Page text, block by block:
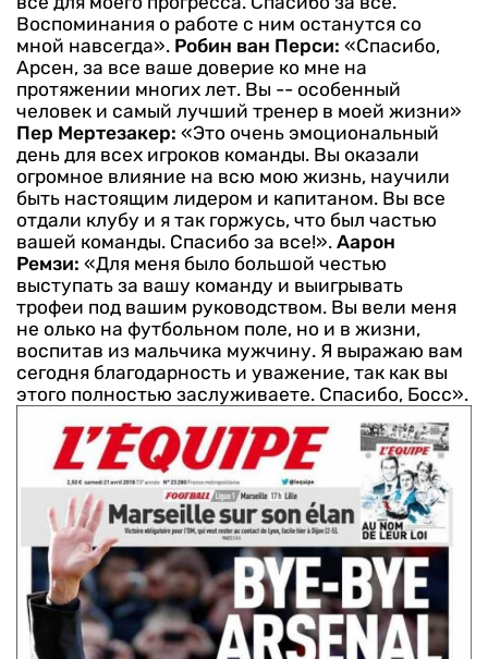
Воспоминания о работе с ним останутся со
мной навсегда». Робин ван Перси: «Спасибо,
Арсен, за все ваше доверие ко мне на
протяжении многих лет. Вы -- особенный
человек и самый лучший тренер в моей жизни»
Пер Мертезакер: «Это очень эмоциональный
день для всех игроков команды. Вы оказали
огромное влияние на всю мою жизнь, научили
быть настоящим лидером и капитаном. Вы все
отдали клубу и я так горжусь, что был частью
вашей команды. Спасибо за все!». Аарон
Ремзи: «Для меня было большой честью
выступать за вашу команду и выигрывать
трофеи под вашим руководством. Вы вели меня
не олько на футбольном поле, но и в жизни,
воспитав из мальчика мужчину. Я выражаю вам
сегодня благодарность и уважение, так как вы
этого полностью заслуживаете. Спасибо, Босс».